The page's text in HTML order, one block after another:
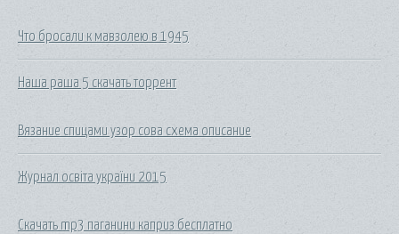
Что бросали к мавзолею в 1945
Наша раша 5 скачать торрент
Вязание спицами узор сова схема описание
Журнал освіта україни 2015
Скачать mp3 паганини каприз бесплатно